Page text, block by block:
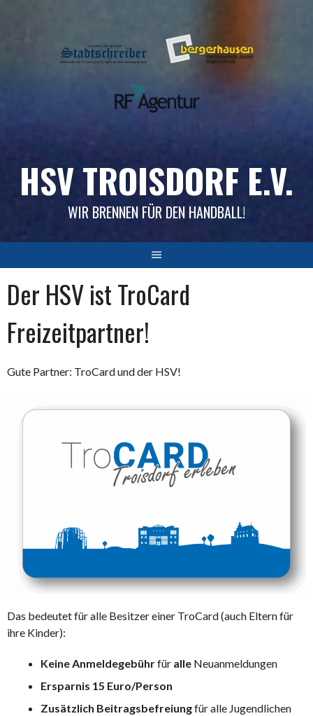
HSV TROISDORF E.V.
WIR BRENNEN FÜR DEN HANDBALL!
Der HSV ist TroCard
Freizeitpartner!
Gute Partner: TroCard und der HSV!
Das bedeutet für alle Besitzer einer TroCard (auch Eltern für
ihre Kinder):
Keine Anmeldegebührfür alle Neuanmeldungen
Ersparnis 15 Euro/Person
Zusätzlich Beitragsbefreiungfür alle Jugendlichen